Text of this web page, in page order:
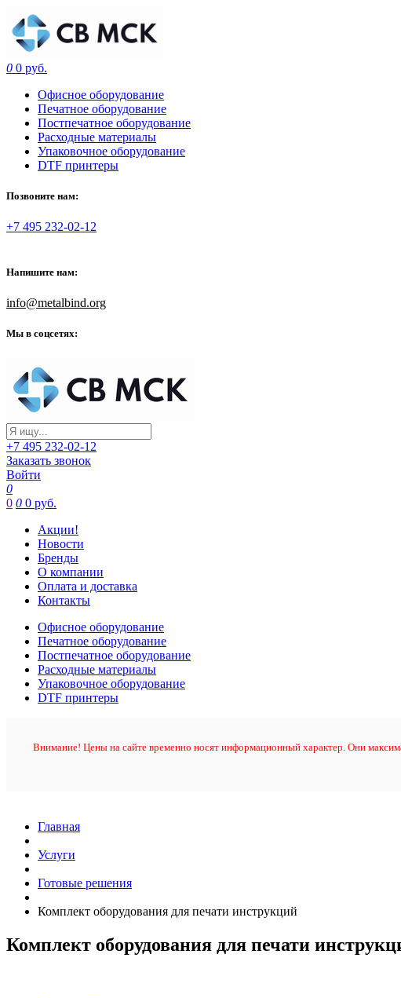
0 0 руб.
Офисное оборудование
Печатное оборудование
Постпечатное оборудование
Расходные материалы
Упаковочное оборудование
DTF принтеры
Позвоните нам:
+7 495 232-02-12
Напишите нам:
info@metalbind.org
Мы в соцсетях:
+7 495 232-02-12
Заказать звонок
Войти
0
0 0 0 руб.
Акции!
Новости
Бренды
О компании
Оплата и доставка
Контакты
Офисное оборудование
Печатное оборудование
Постпечатное оборудование
Расходные материалы
Упаковочное оборудование
DTF принтеры
Внимание! Цены на сайте временно носят информационный характер. Они
Главная
Услуги
Готовые решения
Комплект оборудования для печати инструкций
Комплект оборудования для печати